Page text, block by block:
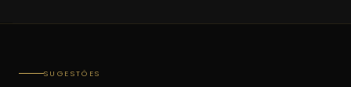
SUGESTÕES